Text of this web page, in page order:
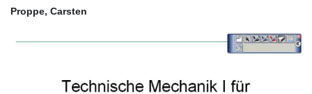
Proppe, Carsten